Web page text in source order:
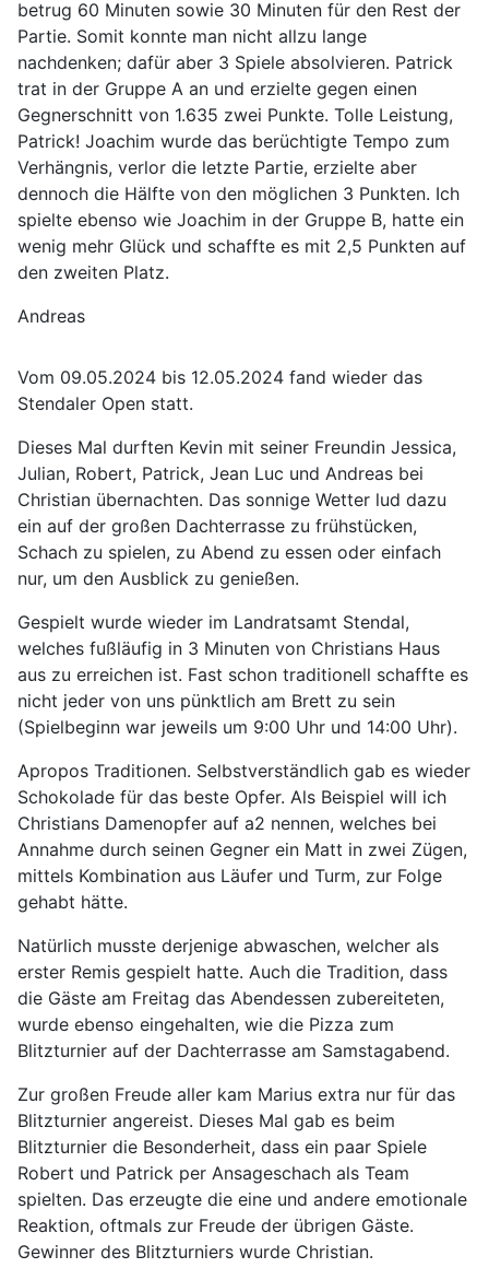
betrug 60 Minuten sowie 30 Minuten für den Rest der
Partie. Somit konnte man nicht allzu lange
nachdenken; dafür aber 3 Spiele absolvieren. Patrick
trat in der Gruppe A an und erzielte gegen einen
Gegnerschnitt von 1.635 zwei Punkte. Tolle Leistung,
Patrick! Joachim wurde das berüchtigte Tempo zum
Verhängnis, verlor die letzte Partie, erzielte aber
dennoch die Hälfte von den möglichen 3 Punkten. Ich
spielte ebenso wie Joachim in der Gruppe B, hatte ein
wenig mehr Glück und schaffte es mit 2,5 Punkten auf
den zweiten Platz.
Andreas
Vom 09.05.2024 bis 12.05.2024 fand wieder das
Stendaler Open statt.
Dieses Mal durften Kevin mit seiner Freundin Jessica,
Julian, Robert, Patrick, Jean Luc und Andreas bei
Christian übernachten. Das sonnige Wetter lud dazu
ein auf der großen Dachterrasse zu frühstücken,
Schach zu spielen, zu Abend zu essen oder einfach
nur, um den Ausblick zu genießen.
Gespielt wurde wieder im Landratsamt Stendal,
welches fußläufig in 3 Minuten von Christians Haus
aus zu erreichen ist. Fast schon traditionell schaffte es
nicht jeder von uns pünktlich am Brett zu sein
(Spielbeginn war jeweils um 9:00 Uhr und 14:00 Uhr).
Apropos Traditionen. Selbstverständlich gab es wieder
Schokolade für das beste Opfer. Als Beispiel will ich
Christians Damenopfer auf a2 nennen, welches bei
Annahme durch seinen Gegner ein Matt in zwei Zügen,
mittels Kombination aus Läufer und Turm, zur Folge
gehabt hätte.
Natürlich musste derjenige abwaschen, welcher als
erster Remis gespielt hatte. Auch die Tradition, dass
die Gäste am Freitag das Abendessen zubereiteten,
wurde ebenso eingehalten, wie die Pizza zum
Blitzturnier auf der Dachterrasse am Samstagabend.
Zur großen Freude aller kam Marius extra nur für das
Blitzturnier angereist. Dieses Mal gab es beim
Blitzturnier die Besonderheit, dass ein paar Spiele
Robert und Patrick per Ansageschach als Team
spielten. Das erzeugte die eine und andere emotionale
Reaktion, oftmals zur Freude der übrigen Gäste.
Gewinner des Blitzturniers wurde Christian.